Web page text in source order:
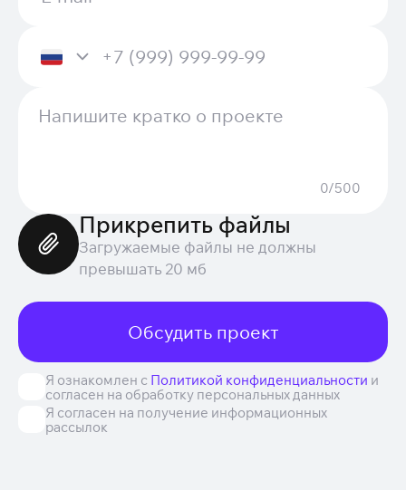
0/500
Прикрепить файлы
Загружаемые файлы не должны
превышать 20 мб
Обсудить проект
Я ознакомлен с Политикой конфиденциальности и
согласен на обработку персональных данных
Я согласен на получение информационных
рассылок